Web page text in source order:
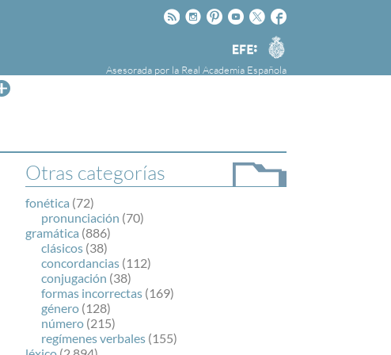
Facebook
Twitter
Youtube
Pinteres
Instagram
Rss
Agencia
EFE
Asesorada por la Real Academia Española
la Agencia Efe y la Real Academia Española,
cuyo objetivo es colaborar con el buen uso del
español en los medios de comunicación y en
Internet.
Otras categorías
fonética (72)
pronunciación (70)
gramática (886)
clásicos (38)
concordancias (112)
conjugación (38)
formas incorrectas (169)
género (128)
número (215)
regímenes verbales (155)